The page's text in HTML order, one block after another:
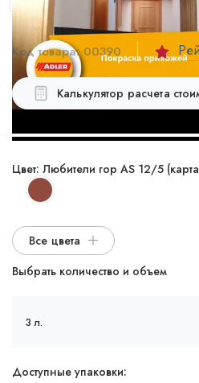
Код товара:00390
Калькулятор расчета
Цвет: Любители гор AS 12/5
Все цвета
Выбрать количество и объем
3 л.
Доступные упаковки: